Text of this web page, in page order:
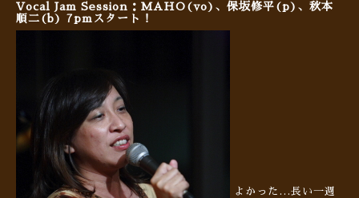
Vocal Jam Session：MAHO(vo)、保坂修平(p)、秋本
順二(b) 7pmスタート！
よかった…長い一週